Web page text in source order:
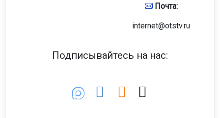
Почта:
internet@otstv.ru
Подписывайтесь на нас: